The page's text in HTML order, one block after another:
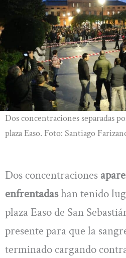
Dos concentraciones separadas
plaza Easo. Foto: Santiago
Dos concentraciones
enfrentadashan tenido
plaza Easo de San
presente para que la
terminado cargando